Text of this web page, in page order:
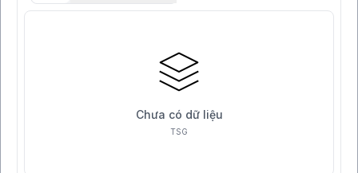
Chưa có dữ liệu
TSG